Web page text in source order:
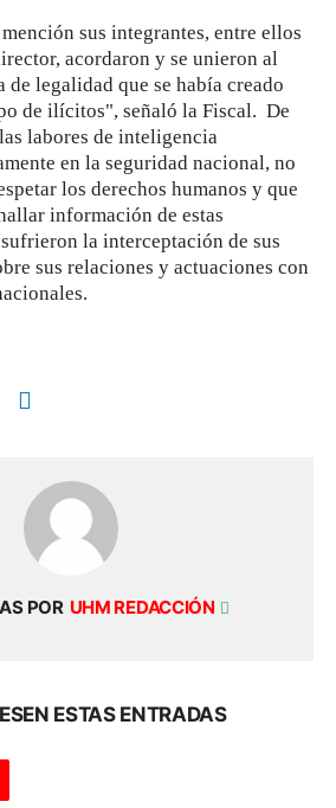
sus integrantes, entre ellos
acordaron y se unieron al
de legalidad que se había creado
de ilícitos", señaló la Fiscal. De
labores de inteligencia
en la seguridad nacional, no
los derechos humanos y que
información de estas
la interceptación de sus
sus relaciones y actuaciones con
POR UHM REDACCIÓN
ESTAS ENTRADAS